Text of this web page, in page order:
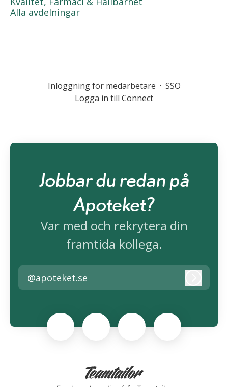
Alla avdelningar
Inloggning för medarbetare · SSO
Logga in till Connect
Jobbar du redan på
Apoteket?
Var med och rekrytera din
framtida kollega.
@apoteket.se